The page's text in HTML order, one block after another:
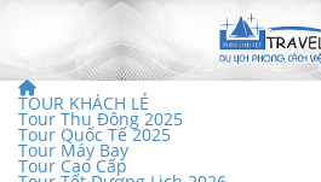
TOUR KHÁCH LẺ
Tour Thu Đông 2025
Tour Quốc Tế 2025
Tour Máy Bay
Tour Cao Cấp